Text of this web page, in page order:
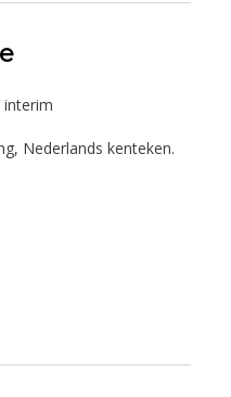
interim
Nederlands kenteken.